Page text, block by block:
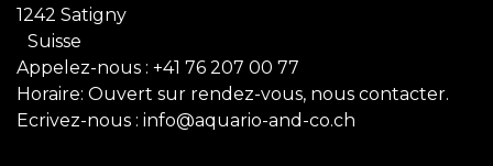
1242 Satigny
Suisse
Appelez-nous : +41 76 207 00 77
Horaire: Ouvert sur rendez-vous, nous contacter.
Ecrivez-nous : info@aquario-and-co.ch